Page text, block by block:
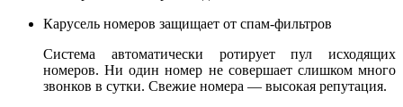
Карусель номеров защищает от спам-фильтров
Система автоматически ротирует пул исходящих
номеров. Ни один номер не совершает слишком много
звонков в сутки. Свежие номера — высокая репутация.